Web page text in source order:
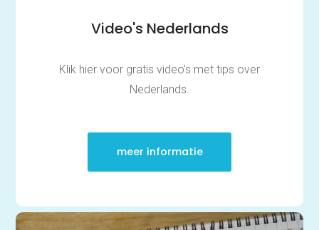
Basisschool
Rekenen
Spelling
Dyslexie
Dyscalculie
Video's Nederlands
Klik hier voor gratis video's met tips over
Nederlands.
meer informatie